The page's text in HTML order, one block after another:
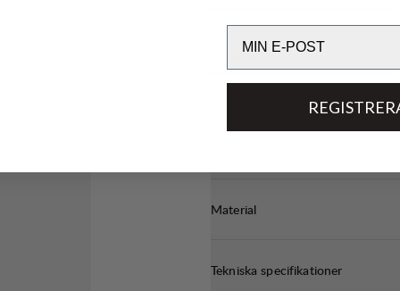
Material
Tekniska specifikationer